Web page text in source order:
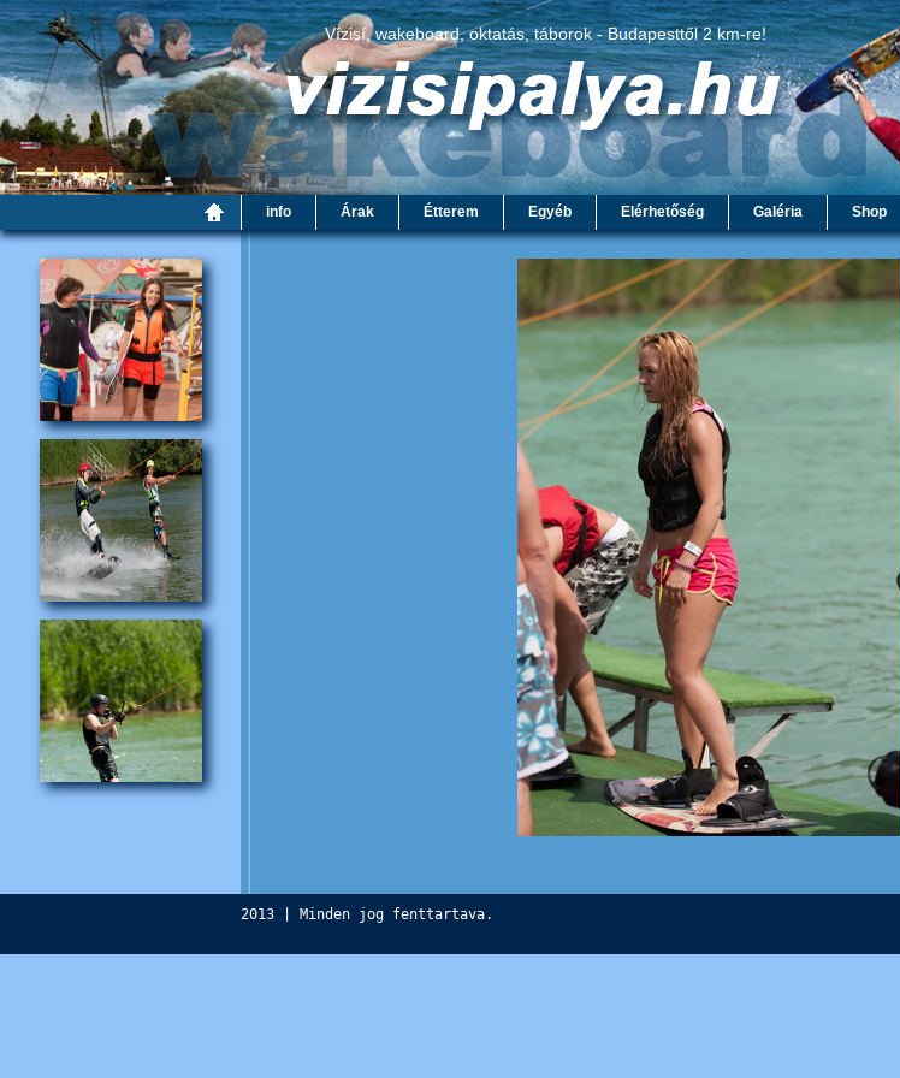
Vízisí, wakeboard, oktatás, táborok - Budapesttől 2 km-re!
info Árak Étterem Egyéb Elérhetőség Galéria Shop
2013 | Minden jog fenttartava.